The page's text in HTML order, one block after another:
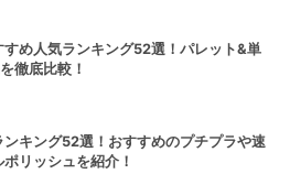
すめ人気ランキング52選！パレット&単
徹底比較！
ンキング52選！おすすめのプチプラや速
リッシュを紹介！